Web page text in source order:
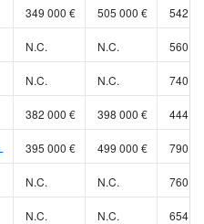
349 000 € 505 000 € 542
N.C. N.C. 560
N.C. N.C. 740
382 000 € 398 000 € 444
395 000 € 499 000 € 790
N.C. N.C. 760
N.C. N.C. 654